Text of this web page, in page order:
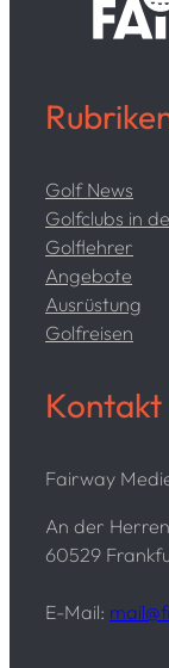
Golf News
Golfclubs in
Golflehrer
Angebote
Ausrüstung
Golfreisen
Kontakt
Fairway
An der
60529
E-Mail: